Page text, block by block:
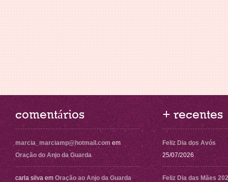
comentários
marcia_marciamp@hotmail.com em
Oração do Anjo da Guarda
carla silva em Oração ao Anjo da Guarda
+ recentes
Feliz Dia dos Avós
25/07/2026
Feliz Dia das Mães